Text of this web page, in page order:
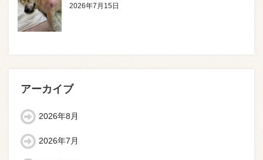
2026年7月15日
アーカイブ
2026年8月
2026年7月